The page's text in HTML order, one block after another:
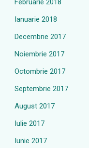
Februarie 2018
Ianuarie 2018
Decembrie 2017
Noiembrie 2017
Octombrie 2017
Septembrie 2017
August 2017
Iulie 2017
Iunie 2017